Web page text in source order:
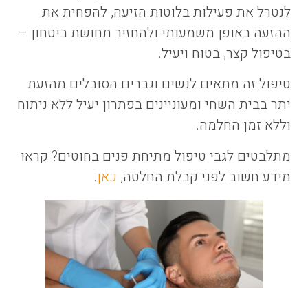
לנטרל את פעילות בלוטות הזיעה, להפחית את
ההזעה באופן משמעותי ולהחזיר תחושת ביטחון –
בטיפול קצר, בטוח ויעיל.
טיפול זה מתאים לנשים וגברים הסובלים מהזעת
יתר בבית השחי ומעוניינים בפתרון יעיל ללא ניתוח
וללא זמן החלמה.
מתלבטים לגבי טיפול מתיחת פנים בחוטים? קראו
מידע חשוב לפני קבלת החלטה, כאן.